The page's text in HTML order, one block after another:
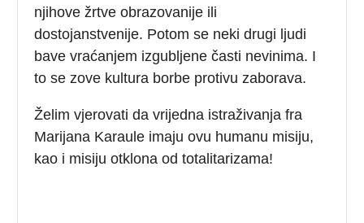
njihove žrtve obrazovanije ili
dostojanstvenije. Potom se neki drugi ljudi
bave vraćanjem izgubljene časti nevinima. I
to se zove kultura borbe protivu zaborava.
Želim vjerovati da vrijedna istraživanja fra
Marijana Karaule imaju ovu humanu misiju,
kao i misiju otklona od totalitarizama!